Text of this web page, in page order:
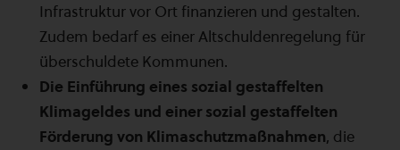
Infrastruktur vor Ort finanzieren und gestalten.
Zudem bedarf es einer Altschuldenregelung für
überschuldete Kommunen.
Die Einführung eines sozial gestaffelten
Klimageldes und einer sozial gestaffelten
Förderung von Klimaschutzmaßnahmen, die